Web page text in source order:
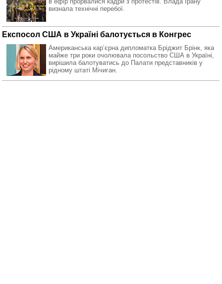
визнала технічні перебої.
Експосол США в Україні балотується в Конгрес
Американська карʼєрна дипломатка Бріджит Брінк, яка
майже три роки очолювала посольство США в Україні,
вирішила балотуватись до Палати представників у
рідному штаті Мічиган.